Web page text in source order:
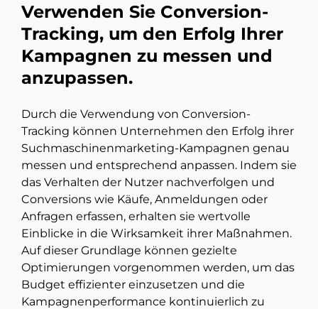
Verwenden Sie Conversion-
Tracking, um den Erfolg Ihrer
Kampagnen zu messen und
anzupassen.
Durch die Verwendung von Conversion-
Tracking können Unternehmen den Erfolg ihrer
Suchmaschinenmarketing-Kampagnen genau
messen und entsprechend anpassen. Indem sie
das Verhalten der Nutzer nachverfolgen und
Conversions wie Käufe, Anmeldungen oder
Anfragen erfassen, erhalten sie wertvolle
Einblicke in die Wirksamkeit ihrer Maßnahmen.
Auf dieser Grundlage können gezielte
Optimierungen vorgenommen werden, um das
Budget effizienter einzusetzen und die
Kampagnenperformance kontinuierlich zu